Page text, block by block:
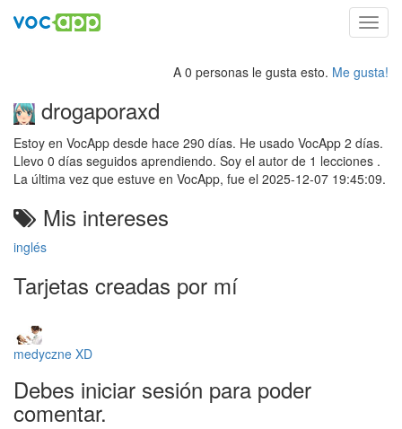
A 0 personas le gusta esto. Me gusta!
drogaporaxd
Estoy en VocApp desde hace 290 días. He usado VocApp 2 días.
Llevo 0 días seguidos aprendiendo. Soy el autor de 1 lecciones .
La última vez que estuve en VocApp, fue el 2025-12-07 19:45:09.
Mis intereses
inglés
Tarjetas creadas por mí
medyczne XD
Debes iniciar sesión para poder
comentar.